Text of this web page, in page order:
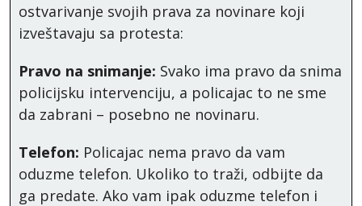
ostvarivanje svojih prava za novinare koji
izveštavaju sa protesta:
Pravo na snimanje: Svako ima pravo da snima
policijsku intervenciju, a policajac to ne sme
da zabrani – posebno ne novinaru.
Telefon: Policajac nema pravo da vam
oduzme telefon. Ukoliko to traži, odbijte da
ga predate. Ako vam ipak oduzme telefon i